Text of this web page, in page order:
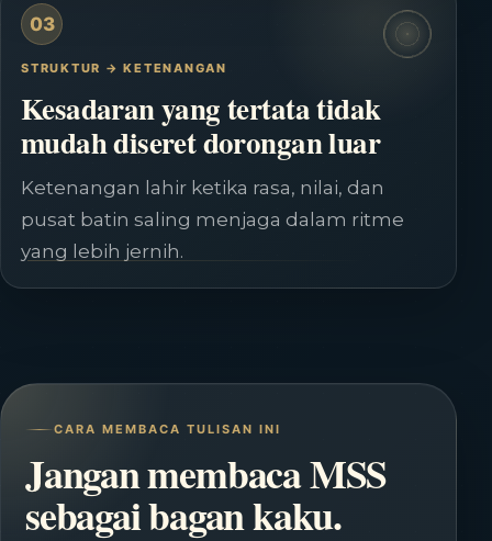
03
STRUKTUR → KETENANGAN
Kesadaran yang tertata tidak
mudah diseret dorongan luar
Ketenangan lahir ketika rasa, nilai, dan
pusat batin saling menjaga dalam ritme
yang lebih jernih.
CARA MEMBACA TULISAN INI
Jangan membaca MSS
sebagai bagan kaku.